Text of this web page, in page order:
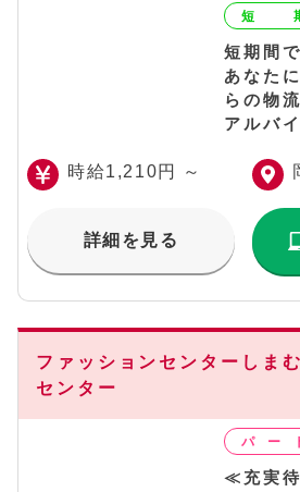
短期間
あなた
らの物
アルバ
時給1,210円 ～
詳細を見る
ファッションセンターしま
センター
≪充実